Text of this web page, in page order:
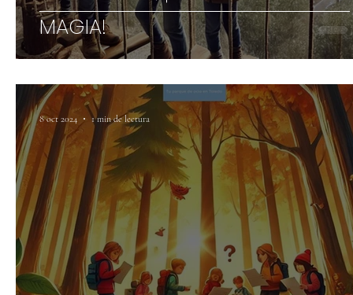
MAGIA!
8 oct 2024 1 min de lectura